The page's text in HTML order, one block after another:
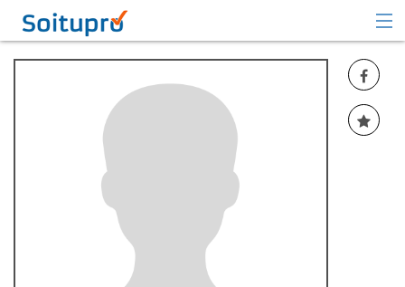
Recomendar
Registrarse
Iniciar sesión